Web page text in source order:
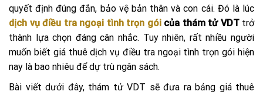
quyết định đúng đắn, bảo vệ bản thân và con cái. Đó là lúc
dịch vụ điều tra ngoại tình trọn góicủa thám tử VDTtrở
thành lựa chọn đáng cân nhắc. Tuy nhiên, rất nhiều người
muốn biết giá thuê dịch vụ điều tra ngoại tình trọn gói hiện
nay là bao nhiêu để dự trù ngân sách.
Bài viết dưới đây, thám tử VDT sẽ đưa ra bảng giá thuê